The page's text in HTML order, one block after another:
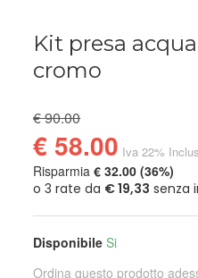
Kit presa
cromo
€ 90.00
€ 58.00 Iva 22%
Risparmia€ 32.00 (36%)
Disponibile Si
Ordina questo prodotto